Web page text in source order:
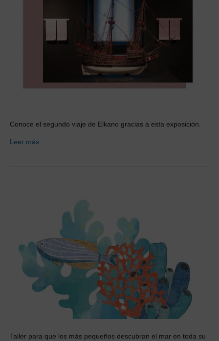
Conoce el segundo viaje de Elkano gracias a esta exposición.
Leer más
Taller para que los más pequeños descubran el mar en toda su